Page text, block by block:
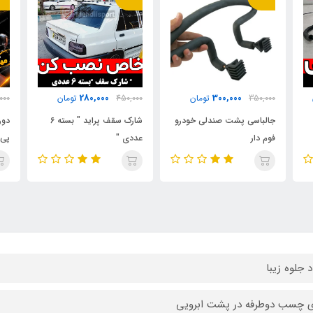
450,000
280,000 تومان
شارک سقف پراید " بسته 6
عددی "
1,850,000
1,500,000 تومان
دورفرمان حرفه ای نانو وی ای
پی برجسته *****
جلوه زیبا
چسب دوطرفه در پشت ابرویی